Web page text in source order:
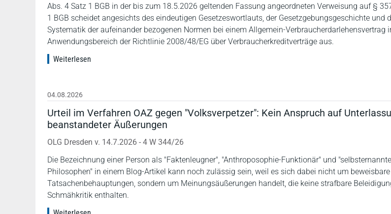
Abs. 4 Satz 1 BGB in der bis zum 18.5.2026 geltenden Fassung angeordneten Verweisung auf §
1 BGB scheidet angesichts des eindeutigen Gesetzeswortlauts, der Gesetzgebungsgeschichte und
Systematik der aufeinander bezogenen Normen bei einem Allgemein-Verbraucherdarlehensvertrag
Anwendungsbereich der Richtlinie 2008/48/EG über Verbraucherkreditverträge aus.
Weiterlesen
04.08.2026
Urteil im Verfahren OAZ gegen "Volksverpetzer": Kein Anspruch auf
beanstandeter Äußerungen
OLG Dresden v. 14.7.2026 - 4 W 344/26
Die Bezeichnung einer Person als "Faktenleugner", "Anthroposophie-Funktionär" und
Philosophen" in einem Blog-Artikel kann noch zulässig sein, weil es sich dabei nicht um beweisbare
Tatsachenbehauptungen, sondern um Meinungsäußerungen handelt, die keine strafbare
Schmähkritik enthalten.